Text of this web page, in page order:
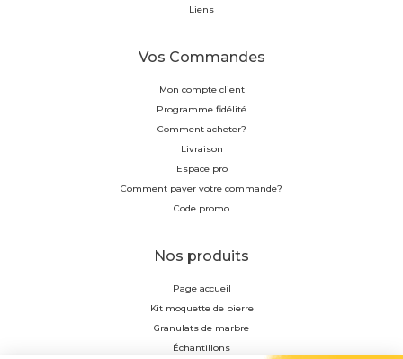
Liens
Vos Commandes
Mon compte client
Programme fidélité
Comment acheter?
Livraison
Espace pro
Comment payer votre commande?
Code promo
Nos produits
Page accueil
Kit moquette de pierre
Granulats de marbre
Échantillons